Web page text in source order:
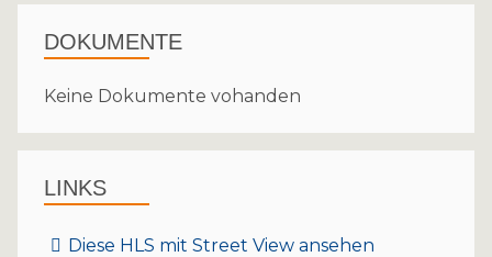
DOKUMENTE
Keine Dokumente vohanden
LINKS
Diese HLS mit Street View ansehen